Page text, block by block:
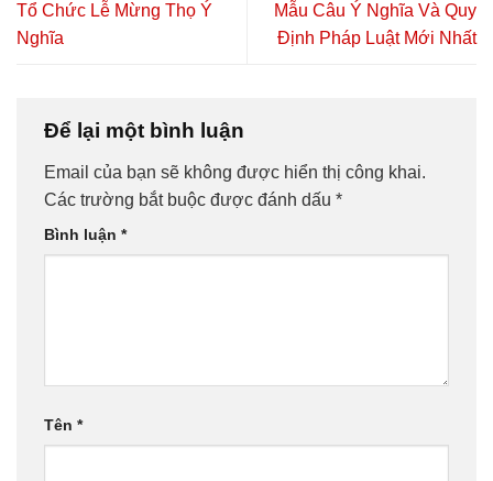
Tổ Chức Lễ Mừng Thọ Ý
Nghĩa
Mẫu Câu Ý Nghĩa Và Quy
Định Pháp Luật Mới Nhất
Để lại một bình luận
Email của bạn sẽ không được hiển thị công khai.
Các trường bắt buộc được đánh dấu *
Bình luận *
Tên *